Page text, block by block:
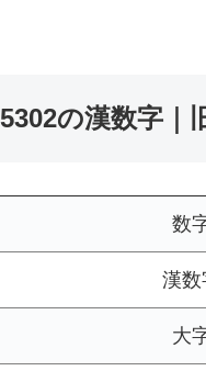
5302の漢数字｜
数
漢数
大